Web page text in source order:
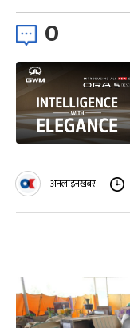
0
अनलाइनखबर